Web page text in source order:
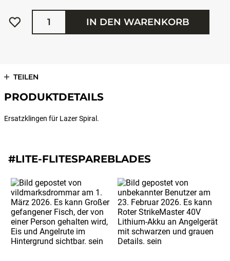
Menge
IN DEN WARENKORB
TEILEN
PRODUKTDETAILS
Ersatzklingen für Lazer Spiral.
#LITE-FLITESPAREBLADES